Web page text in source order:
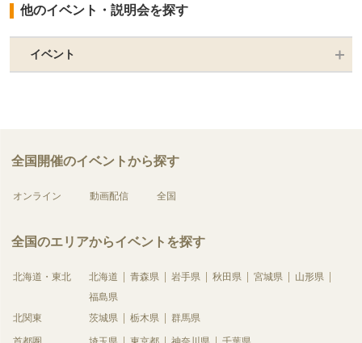
他のイベント・説明会を探す
イベント
全国開催のイベントから探す
オンライン 動画配信 全国
全国のエリアからイベントを探す
北海道・東北 北海道 青森県 岩手県 秋田県 宮城県
山形県
福島県
北関東
茨城県 栃木県 群馬県